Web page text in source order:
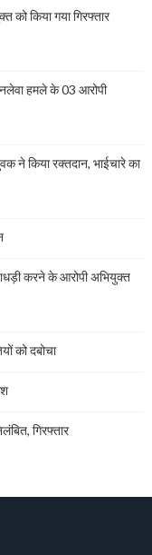
को किया गया गिरफ्तार
हमले के 03 आरोपी
ने किया रक्तदान, भाईचारे का
करने के आरोपी अभियुक्त
को दबोचा
गिरफ्तार